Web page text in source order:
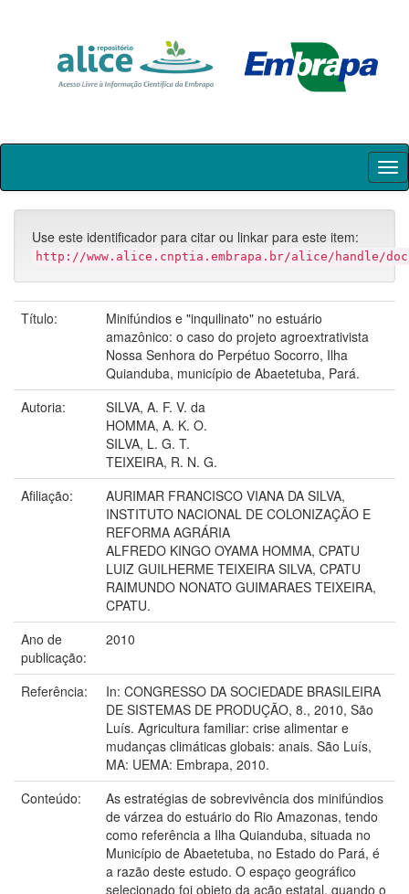
Skip
Use este identificador para citar ou linkar para este item:
http://www.alice.cnptia.embrapa.br/alice/handle/
Título:
Minifúndios e "inquilinato" no estuário
amazônico: o caso do projeto agroextrativista
Nossa Senhora do Perpétuo Socorro, Ilha
Quianduba, município de Abaetetuba, Pará.
Autoria:
SILVA, A. F. V. da
HOMMA, A. K. O.
SILVA, L. G. T.
TEIXEIRA, R. N. G.
Afiliação:
AURIMAR FRANCISCO VIANA DA SILVA,
INSTITUTO NACIONAL DE COLONIZAÇÃO E
REFORMA AGRÁRIA
ALFREDO KINGO OYAMA HOMMA, CPATU
LUIZ GUILHERME TEIXEIRA SILVA, CPATU
RAIMUNDO NONATO GUIMARAES TEIXEIRA,
CPATU.
Ano de
publicação:
2010
Referência:
In: CONGRESSO DA SOCIEDADE BRASILEIRA
DE SISTEMAS DE PRODUÇÃO, 8., 2010, São
Luís. Agricultura familiar: crise alimentar e
mudanças climáticas globais: anais. São Luís,
MA: UEMA: Embrapa, 2010.
Conteúdo:
As estratégias de sobrevivência dos minifúndios
de várzea do estuário do Rio Amazonas, tendo
como referência a Ilha Quianduba, situada no
Município de Abaetetuba, no Estado do Pará, é
a razão deste estudo. O espaço geográfico
selecionado foi objeto da ação estatal, quando o